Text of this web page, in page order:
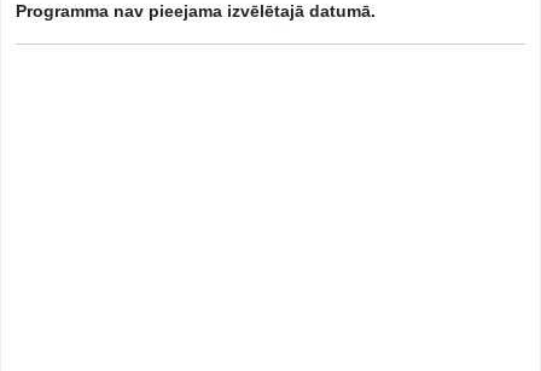
Programma nav pieejama izvēlētajā datumā.